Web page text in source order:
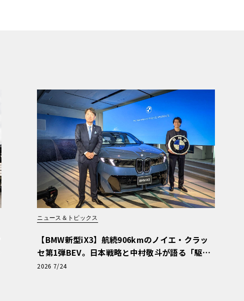
ニュース＆トピックス
【BMW新型iX3】航続906kmのノイエ・クラッ
セ第1弾BEV。日本戦略と中村敬斗が語る「駆け
ぬける歓び」
2026 7/24